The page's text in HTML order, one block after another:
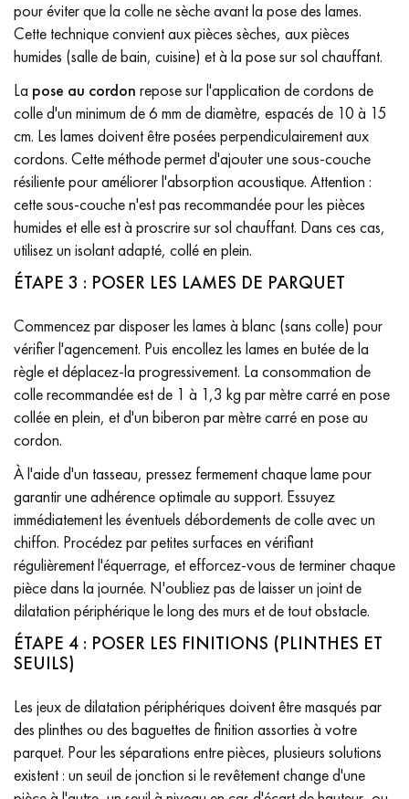
pour éviter que la colle ne sèche avant la pose des lames.
Cette technique convient aux pièces sèches, aux pièces
humides (salle de bain, cuisine) et à la pose sur sol chauffant.
La pose au cordon repose sur l'application de cordons de
colle d'un minimum de 6 mm de diamètre, espacés de 10 à 15
cm. Les lames doivent être posées perpendiculairement aux
cordons. Cette méthode permet d'ajouter une sous-couche
résiliente pour améliorer l'absorption acoustique. Attention :
cette sous-couche n'est pas recommandée pour les pièces
humides et elle est à proscrire sur sol chauffant. Dans ces cas,
utilisez un isolant adapté, collé en plein.
ÉTAPE 3 : POSER LES LAMES DE PARQUET
Commencez par disposer les lames à blanc (sans colle) pour
vérifier l'agencement. Puis encollez les lames en butée de la
règle et déplacez-la progressivement. La consommation de
colle recommandée est de 1 à 1,3 kg par mètre carré en pose
collée en plein, et d'un biberon par mètre carré en pose au
cordon.
À l'aide d'un tasseau, pressez fermement chaque lame pour
garantir une adhérence optimale au support. Essuyez
immédiatement les éventuels débordements de colle avec un
chiffon. Procédez par petites surfaces en vérifiant
régulièrement l'équerrage, et efforcez-vous de terminer chaque
pièce dans la journée. N'oubliez pas de laisser un joint de
dilatation périphérique le long des murs et de tout obstacle.
ÉTAPE 4 : POSER LES FINITIONS (PLINTHES ET
SEUILS)
Les jeux de dilatation périphériques doivent être masqués par
des plinthes ou des baguettes de finition assorties à votre
parquet. Pour les séparations entre pièces, plusieurs solutions
existent : un seuil de jonction si le revêtement change d'une